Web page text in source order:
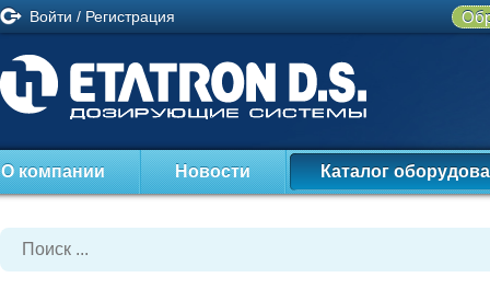
Войти / Регистрация
О компании Новости Каталог